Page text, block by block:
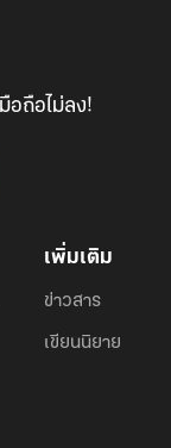
อถือไม่ลง!
เพิ่มเติม
ข่าวสาร
เขียนนิยาย